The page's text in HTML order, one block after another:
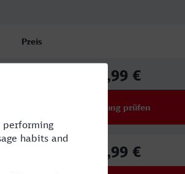
Preis
44,99 €
Verbindung prüfen
27,99 €